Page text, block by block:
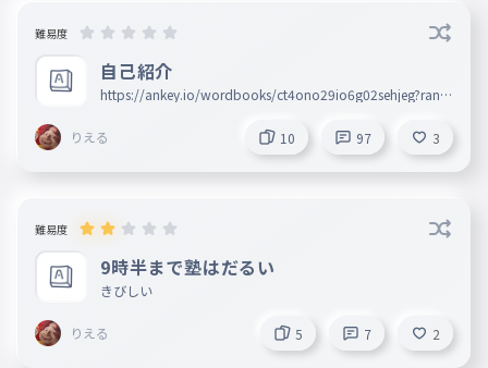
難易度
自己紹介
https://ankey.io/wordbooks/ct4ono29io6g02sehjeg?ranki
りえる 10 97 3
難易度
9時半まで塾はだるい
きびしい
りえる 5 7 2